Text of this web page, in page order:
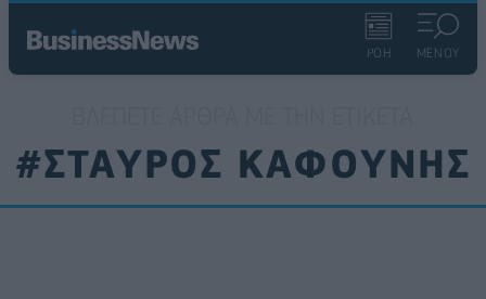
ΡΟΗ ΜΕΝΟΥ
#ΣΤΑΥΡΟΣ ΚΑΦΟΥΝΗΣ